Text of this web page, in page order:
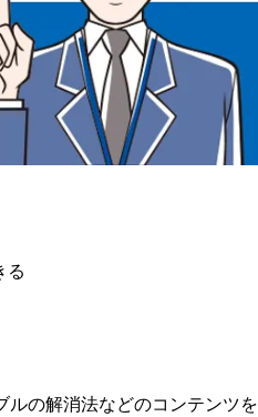
る
ルの解消法などのコンテンツを